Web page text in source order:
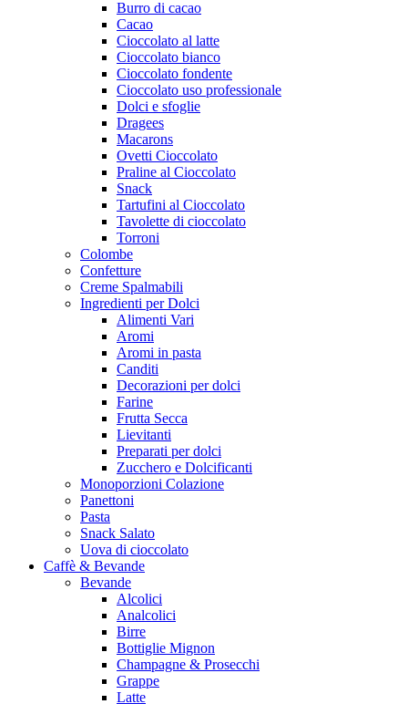
Burro di cacao
Cacao
Cioccolato al latte
Cioccolato bianco
Cioccolato fondente
Cioccolato uso professionale
Dolci e sfoglie
Dragees
Macarons
Ovetti Cioccolato
Praline al Cioccolato
Snack
Tartufini al Cioccolato
Tavolette di cioccolato
Torroni
Colombe
Confetture
Creme Spalmabili
Ingredienti per Dolci
Alimenti Vari
Aromi
Aromi in pasta
Canditi
Decorazioni per dolci
Farine
Frutta Secca
Lievitanti
Preparati per dolci
Zucchero e Dolcificanti
Monoporzioni Colazione
Panettoni
Pasta
Snack Salato
Uova di cioccolato
Caffè & Bevande
Bevande
Alcolici
Analcolici
Birre
Bottiglie Mignon
Champagne & Prosecchi
Grappe
Latte